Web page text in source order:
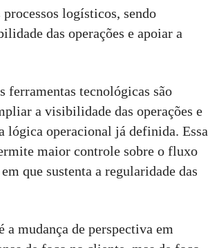
logísticos, sendo
das operações e apoiar a
ferramentas tecnológicas são
a visibilidade das operações e
lógica operacional já definida. Essa
maior controle sobre o fluxo
que sustenta a regularidade das
mudança de perspectiva em